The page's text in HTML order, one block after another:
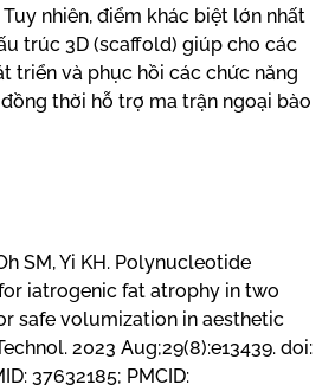
nhiên, điểm khác biệt lớn nhất
trúc 3D (scaffold) giúp cho các
triển và phục hồi các chức năng
thời hỗ trợ ma trận ngoại bào
SM, Yi KH. Polynucleotide
iatrogenic fat atrophy in two
safe volumization in aesthetic
2023 Aug;29(8):e13439. doi:
37632185; PMCID: